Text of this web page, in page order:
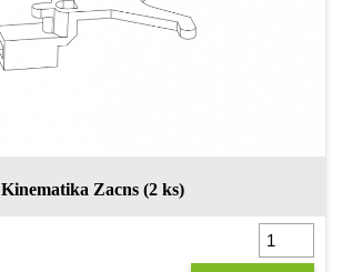
Kinematika Zacns (2 ks)